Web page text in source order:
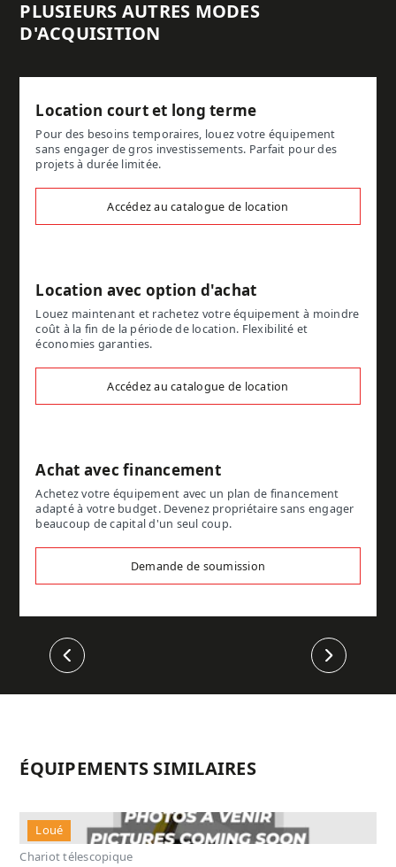
PLUSIEURS AUTRES MODES
D'ACQUISITION
Location court et long terme
Pour des besoins temporaires, louez votre équipement
sans engager de gros investissements. Parfait pour des
projets à durée limitée.
Accédez au catalogue de location
Location avec option d'achat
Louez maintenant et rachetez votre équipement à moindre
coût à la fin de la période de location. Flexibilité et
économies garanties.
Accédez au catalogue de location
Achat avec financement
Achetez votre équipement avec un plan de financement
adapté à votre budget. Devenez propriétaire sans engager
beaucoup de capital d'un seul coup.
Demande de soumission
Précédent Suivant
ÉQUIPEMENTS SIMILAIRES
Loué
Chariot télescopique